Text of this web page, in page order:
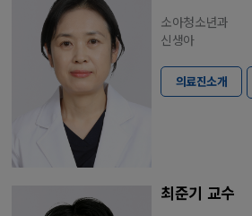
소아청소년과
신생아
의료진소개
최준기 교수